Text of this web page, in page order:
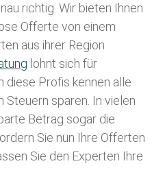
richtig. Wir bieten Ihnen
Offerte von einem
aus ihrer Region
lohnt sich für
diese Profis kennen alle
Steuern sparen. In vielen
Betrag sogar die
Sie nun Ihre Offerten
Sie den Experten Ihre